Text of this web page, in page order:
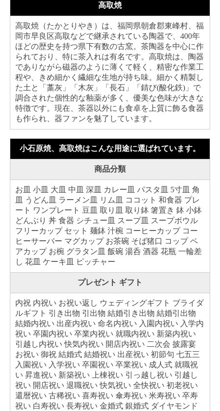
高取焼
高取焼（たかとりやき）は、福岡県朝倉郡東峰村、福
岡市早良区高取などで継承されている陶器で、400年
ほどの歴史を持つ県下有数の古窯。茶陶器を中心に作
られており、特に茶入れは有名です。高取焼は、陶器
でありながら磁器のように薄くて軽く、精密な作業工
程や、きめ細かく繊細な生地が持ち味。細かく精製し
た土と「藁灰」「木灰」「長石」「錆び(酸化鉄)」で
調合された個性的な釉薬が多く、優美な色味が大きな
特徴です。現在、茶器以外にも食卓を上質に飾る食器
も作られ、器ファンを魅了しています。
小石原焼、高取焼はこんな用途に選ばれています。
商品分類
お皿 小皿 大皿 中皿 深皿 カレー皿 パスタ皿 5寸皿 角
皿 うどん皿 ラーメン皿 リム皿 ココット 和食器 プレ
ート ワンプレート 豆皿 取り皿 取り鉢 箸置き 鉢 小鉢
どんぶり 丼 食器 シチュー皿 スープ皿 スープボウル
フリーカップ セット 麺鉢 汁椀 コーヒーカップ コー
ヒーサーバー マグカップ お茶碗 そば猪口 コップ ペ
アカップ お椀 グラタン皿 飯碗 湯呑 酒器 花瓶 一輪差
し 花皿 ケーキ皿 ピッチャー
プレゼント ギフト
内祝 内祝い お祝い返し ウェディングギフト ブライダ
ルギフト 引き出物 引出物 結婚引き出物 結婚引出物
結婚内祝い 出産内祝い 命名内祝い 入園内祝い 入学内
祝い 卒園内祝い 卒業内祝い 就職内祝い 新築内祝い
引越し内祝い 快気内祝い 開店内祝い 二次会 披露宴
お祝い 御祝 結婚式 結婚祝い 出産祝い 初節句 七五三
入園祝い 入学祝い 卒園祝い 卒業祝い 成人式 就職祝
い 昇進祝い 新築祝い 上棟祝い 引っ越し祝い 引越し
祝い 開店祝い 退職祝い 快気祝い 全快祝い 初老祝い
還暦祝い 古稀祝い 喜寿祝い 傘寿祝い 米寿祝い 卒寿
祝い 白寿祝い 長寿祝い 金婚式 銀婚式 ダイヤモンド